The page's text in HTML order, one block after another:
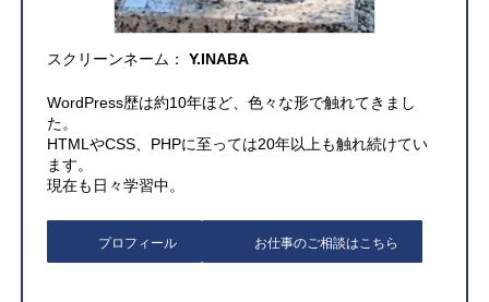
スクリーンネーム： Y.INABA
WordPress歴は約10年ほど、色々な形で触れてきまし
た。
HTMLやCSS、PHPに至っては20年以上も触れ続けてい
ます。
現在も日々学習中。
プロフィール お仕事のご相談はこちら